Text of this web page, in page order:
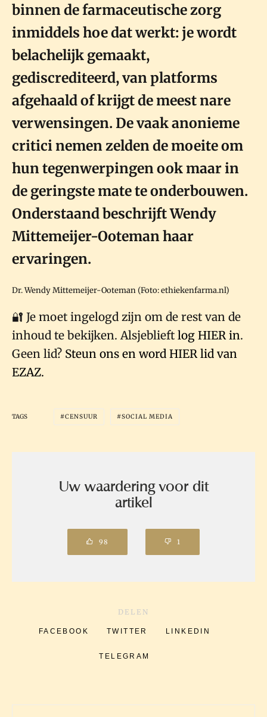
binnen de farmaceutische zorg
inmiddels hoe dat werkt: je wordt
belachelijk gemaakt,
gediscrediteerd, van platforms
afgehaald of krijgt de meest nare
verwensingen. De vaak anonieme
critici nemen zelden de moeite om
hun tegenwerpingen ook maar in
de geringste mate te onderbouwen.
Onderstaand beschrijft Wendy
Mittemeijer-Ooteman haar
ervaringen.
Dr. Wendy Mittemeijer-Ooteman (Foto: ethiekenfarma.nl)
🔐 Je moet ingelogd zijn om de rest van de
inhoud te bekijken. Alsjeblieft log HIER in.
Geen lid? Steun ons en word HIER lid van
EZAZ.
TAGS CENSUUR SOCIAL MEDIA
Uw waardering voor dit
artikel
98 1
DELEN
FACEBOOK TWITTER LINKEDIN
TELEGRAM